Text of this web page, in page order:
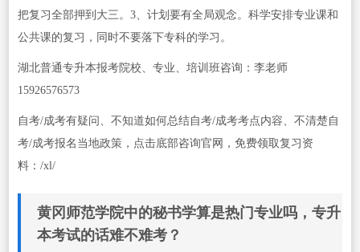
把复习全部押到大三。3、计划要有全局观念。科学安排专业课和
公共课的复习，同时不要落下专科的学习。
湖北普通专升本报考院校、专业、培训班咨询：李老师
15926576573
自考/成考有疑问、不知道如何总结自考/成考考点内容、不清楚自
考/成考报名当地政策，点击底部咨询官网，免费领取复习资
料：/xl/
黄冈师范学院中的秘书学算是热门专业吗，专升
本考试的话难不难考？